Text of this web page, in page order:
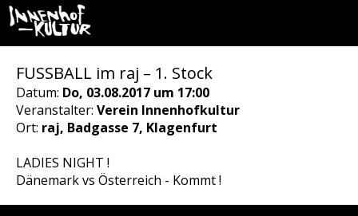
FUSSBALL im raj – 1. Stock
Datum: Do, 03.08.2017 um 17:00
Veranstalter: Verein Innenhofkultur
Ort: raj, Badgasse 7, Klagenfurt
LADIES NIGHT !
Dänemark vs Österreich - Kommt !